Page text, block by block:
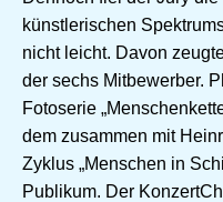
künstlerischen
nicht leicht. Davon
der sechs Mitbewerber.
Fotoserie
dem zusammen mit
Zyklus „Menschen in
Publikum. Der